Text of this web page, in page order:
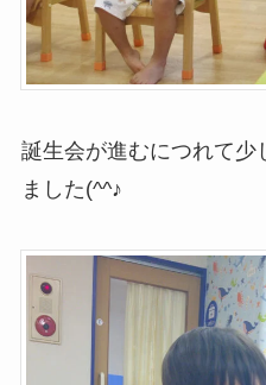
誕生会が進むにつれて少
ました(^^♪